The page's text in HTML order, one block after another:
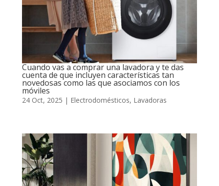
Cuando vas a comprar una lavadora y te das
cuenta de que incluyen características tan
novedosas como las que asociamos con los
móviles
24 Oct, 2025 | Electrodomésticos, Lavadoras